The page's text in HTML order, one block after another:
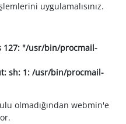
uygulamalısınız.
127: "/usr/bin/procmail-
sh: 1: /usr/bin/procmail-
olmadığından webmin'e